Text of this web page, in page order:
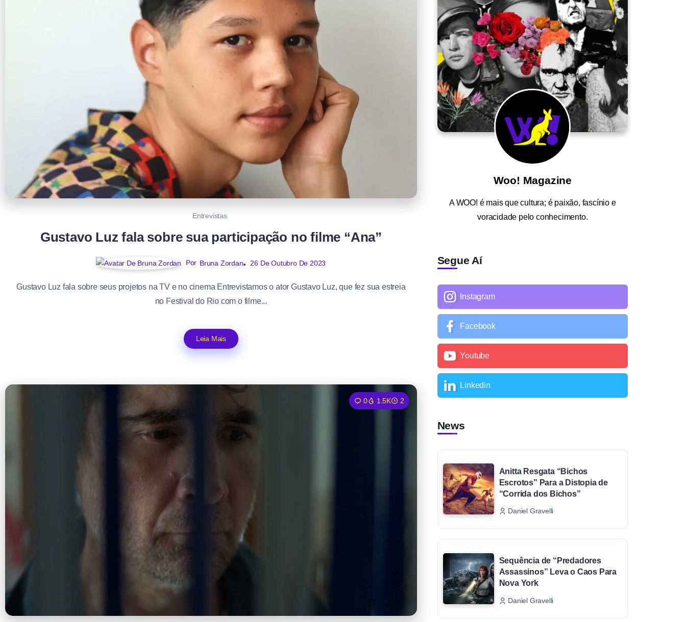
Entrevistas
Gustavo Luz fala sobre sua participação no filme “Ana”
Por Bruna Zordan 26 De Outubro De 2023
Gustavo Luz fala sobre seus projetos na TV e no cinema Entrevistamos o ator Gustavo Luz, que fez sua estreia
no Festival do Rio com o filme...
Leia Mais
0 1.5K 2
Woo! Magazine
AWOO! é mais que cultura; é paixão, fascínio e
voracidade pelo conhecimento.
Segue Aí
Instagram
Facebook
Youtube
Linkedin
News
Anitta Resgata “Bichos
Escrotos” Para a Distopia de
“Corrida dos Bichos”
Daniel Gravelli
Sequência de “Predadores
Assassinos” Leva o Caos Para
Nova York
Daniel Gravelli